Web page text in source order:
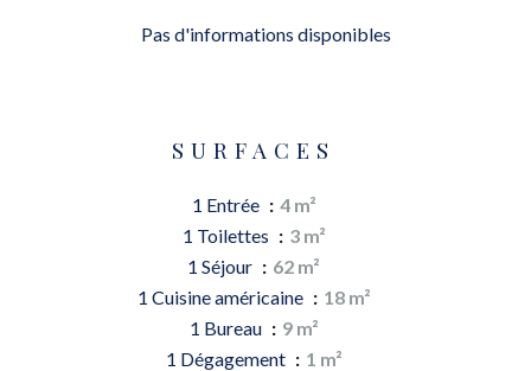
Pas d'informations disponibles
SURFACES
1 Entrée
4 m²
1 Toilettes
3 m²
1 Séjour
62 m²
1 Cuisine américaine
18 m²
1 Bureau
9 m²
1 Dégagement
1 m²